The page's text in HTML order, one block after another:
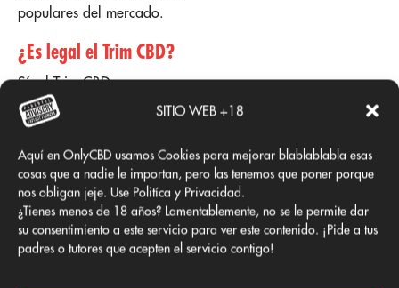
SITIO WEB +18
Aquí en OnlyCBD usamos Cookies para mejorar blablablabla esas
cosas que a nadie le importan, pero las tenemos que poner porque
nos obligan jeje. Use Politíca y Privacidad.
¿Tienes menos de 18 años? Lamentablemente, no se le permite dar
su consentimiento a este servicio para ver este contenido. ¡Pide a tus
padres o tutores que acepten el servicio contigo!
populares del mercado.
¿Es legal el Trim CBD?
Sí, el Trim CBD es
completamente legal en
España y otros países de la
Unión Europea, siempre
que provenga de cáñamo
industrial con un contenido
de THC inferior al 0,2%. En
OnlyCBD trabajamos
exclusivamente con